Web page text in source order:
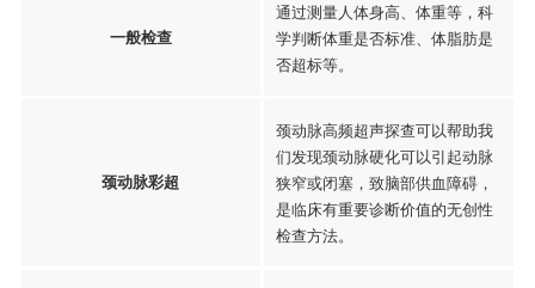
一般检查
通过测量人体身高、体重等，科
学判断体重是否标准、体脂肪是
否超标等。
颈动脉彩超
颈动脉高频超声探查可以帮助我
们发现颈动脉硬化可以引起动脉
狭窄或闭塞，致脑部供血障碍，
是临床有重要诊断价值的无创性
检查方法。